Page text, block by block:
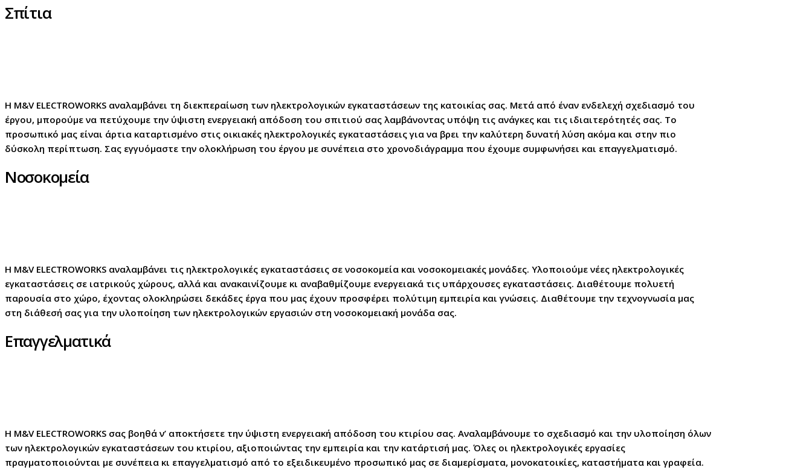
Σπίτια
Η M&V ELECTROWORKS αναλαμβάνει τη διεκπεραίωση των ηλεκτρολογικών εγκαταστάσεων της κατοικίας σας. Μετά από έναν ενδελεχή σχεδιασμό του
έργου, μπορούμε να πετύχουμε την ύψιστη ενεργειακή απόδοση του σπιτιού σας λαμβάνοντας υπόψη τις ανάγκες και τις ιδιαιτερότητές σας. Το
προσωπικό μας είναι άρτια καταρτισμένο στις οικιακές ηλεκτρολογικές εγκαταστάσεις για να βρει την καλύτερη δυνατή λύση ακόμα και στην πιο
δύσκολη περίπτωση. Σας εγγυόμαστε την ολοκλήρωση του έργου με συνέπεια στο χρονοδιάγραμμα που έχουμε συμφωνήσει και επαγγελματισμό.
Νοσοκομεία
Η M&V ELECTROWORKS αναλαμβάνει τις ηλεκτρολογικές εγκαταστάσεις σε νοσοκομεία και νοσοκομειακές μονάδες. Υλοποιούμε νέες ηλεκτρολογικές
εγκαταστάσεις σε ιατρικούς χώρους, αλλά και ανακαινίζουμε κι αναβαθμίζουμε ενεργειακά τις υπάρχουσες εγκαταστάσεις. Διαθέτουμε πολυετή
παρουσία στο χώρο, έχοντας ολοκληρώσει δεκάδες έργα που μας έχουν προσφέρει πολύτιμη εμπειρία και γνώσεις. Διαθέτουμε την τεχνογνωσία μας
στη διάθεσή σας για την υλοποίηση των ηλεκτρολογικών εργασιών στη νοσοκομειακή μονάδα σας.
Επαγγελματικά
Η M&V ELECTROWORKS σας βοηθά ν’ αποκτήσετε την ύψιστη ενεργειακή απόδοση του κτιρίου σας. Αναλαμβάνουμε το σχεδιασμό και την υλοποίηση όλων
των ηλεκτρολογικών εγκαταστάσεων του κτιρίου, αξιοποιώντας την εμπειρία και την κατάρτισή μας. Όλες οι ηλεκτρολογικές εργασίες
πραγματοποιούνται με συνέπεια κι επαγγελματισμό από το εξειδικευμένο προσωπικό μας σε διαμερίσματα, μονοκατοικίες, καταστήματα και γραφεία.